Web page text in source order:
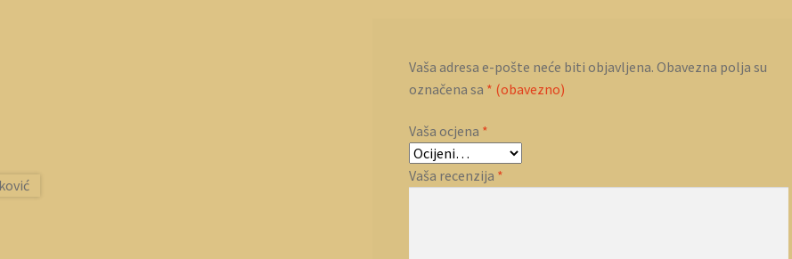
Vaša adresa e-pošte neće biti objavljena. Obavezna polja su
označena sa * (obavezno)
Vaša ocjena *
Vaša recenzija *